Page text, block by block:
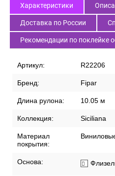
Характеристики
Доставка по России
Рекомендации по поклейке
Артикул: R22206
Бренд: Fipar
Длина рулона: 10.05 м
Коллекция: Siciliana
Материал
покрытия:
Основа: